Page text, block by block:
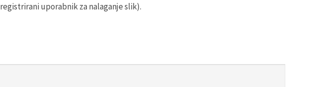
uporabnik za nalaganje slik).